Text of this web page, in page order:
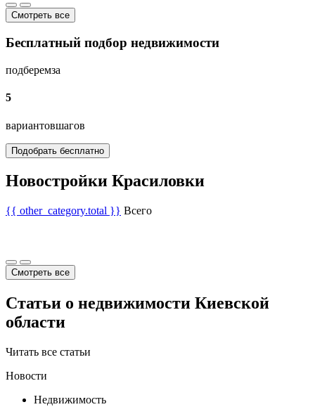
Смотреть все
Бесплатный подбор недвижимости
подберемза
5
вариантовшагов
Подобрать бесплатно
Новостройки Красиловки
{{ other_category.total }} Всего
Смотреть все
Статьи о недвижимости Киевской
области
Читать все статьи
Новости
Недвижимость